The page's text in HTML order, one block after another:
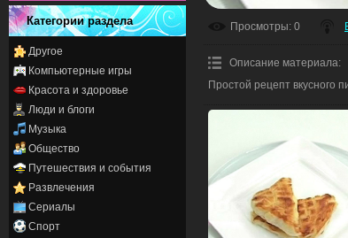
Категории раздела
Другое
Компьютерные игры
Красота и здоровье
Люди и блоги
Музыка
Общество
Путешествия и события
Развлечения
Сериалы
Спорт
Просмотры: 0
Описание материала:
Простой рецепт вкусного